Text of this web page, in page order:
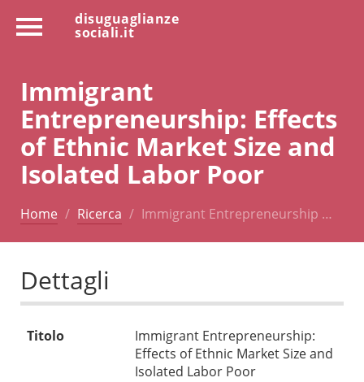
disuguaglianze
sociali.it
Immigrant
Entrepreneurship: Effects
of Ethnic Market Size and
Isolated Labor Poor
Home Ricerca Immigrant Entrepreneurship …
Dettagli
Titolo
Immigrant Entrepreneurship:
Effects of Ethnic Market Size and
Isolated Labor Poor